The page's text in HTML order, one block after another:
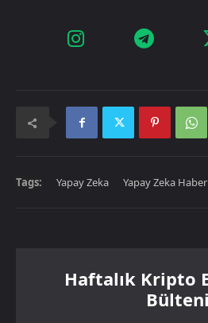
Tags: Yapay Zeka Yapay Zeka
Haftalık Kripto
Bülteni